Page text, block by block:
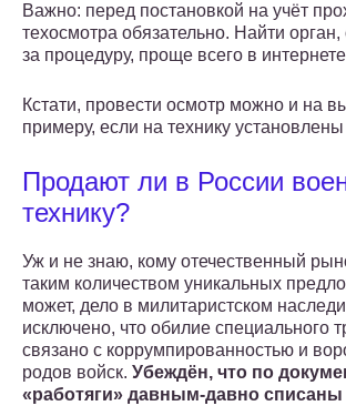
Важно: перед постановкой на учёт
техосмотра обязательно. Найти орган,
за процедуру, проще всего в интернете
Кстати, провести осмотр можно и на
примеру, если на технику
Продают ли в России
технику?
Уж и не знаю, кому отечественный
таким количеством уникальных
может, дело в милитаристском
исключено, что обилие специального
связано с коррумпированностью и
родов войск. Убеждён, что по
«работяги» давным-давно списаны